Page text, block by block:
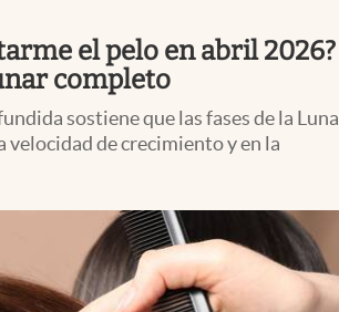
el pelo en abril 2026?
completo
sostiene que las fases de la Luna
velocidad de crecimiento y en la